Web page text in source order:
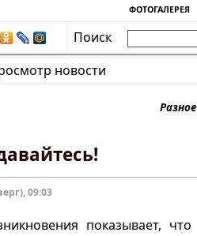
ФОТОГАЛЕРЕЯ
Поиск
новости
Разное
09:03
показывает, что